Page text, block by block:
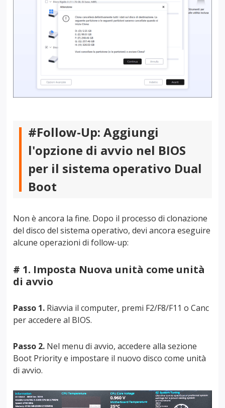
#Follow-Up: Aggiungi
l'opzione di avvio nel BIOS
per il sistema operativo Dual
Boot
Non è ancora la fine. Dopo il processo di clonazione
del disco del sistema operativo, devi ancora eseguire
alcune operazioni di follow-up:
# 1. Imposta Nuova unità come unità
di avvio
Passo 1. Riavvia il computer, premi F2/F8/F11 o Canc
per accedere al BIOS.
Passo 2. Nel menu di avvio, accedere alla sezione
Boot Priority e impostare il nuovo disco come unità
di avvio.